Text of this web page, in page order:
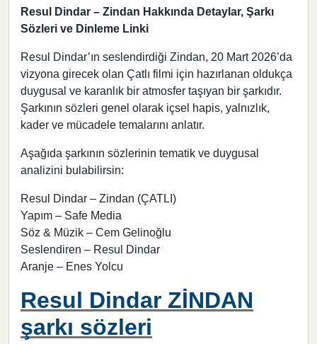
Resul Dindar – Zindan Hakkında Detaylar, Şarkı
Sözleri ve Dinleme Linki
Resul Dindar’ın seslendirdiği Zindan, 20 Mart 2026’da
vizyona girecek olan Çatlı filmi için hazırlanan oldukça
duygusal ve karanlık bir atmosfer taşıyan bir şarkıdır.
Şarkının sözleri genel olarak içsel hapis, yalnızlık,
kader ve mücadele temalarını anlatır.
Aşağıda şarkının sözlerinin tematik ve duygusal
analizini bulabilirsin:
Resul Dindar – Zindan (ÇATLI)
Yapım – Safe Media
Söz & Müzik – Cem Gelinoğlu
Seslendiren – Resul Dindar
Aranje – Enes Yolcu
Resul Dindar ZİNDAN
şarkı sözleri